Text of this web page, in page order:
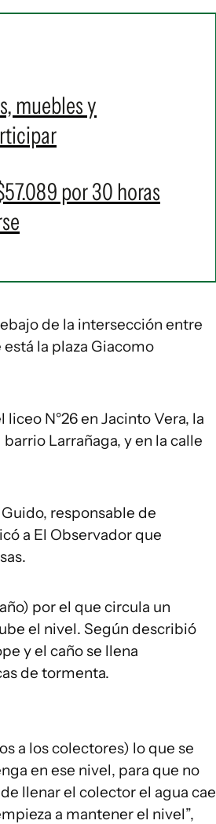
muebles y
por 30 horas
de la intersección entre
la plaza Giacomo
N°26 en Jacinto Vera, la
Larrañaga, y en la calle
responsable de
a El Observadorque
por el que circula un
el nivel. Según describió
y el caño se llena
de tormenta.
a los colectores) lo que se
en ese nivel, para que no
llenar el colector el agua cae
a mantener el nivel”,